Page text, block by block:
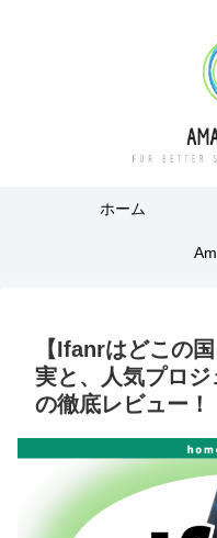
ホーム
【Ifanrはどこの
実と、人気プロジ
の徹底レビュー！